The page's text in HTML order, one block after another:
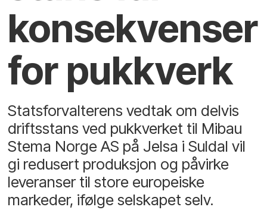
konsekvenser
for pukkverk
Statsforvalterens vedtak om delvis
driftsstans ved pukkverket til Mibau
Stema Norge AS på Jelsa i Suldal vil
gi redusert produksjon og påvirke
leveranser til store europeiske
markeder, ifølge selskapet selv.